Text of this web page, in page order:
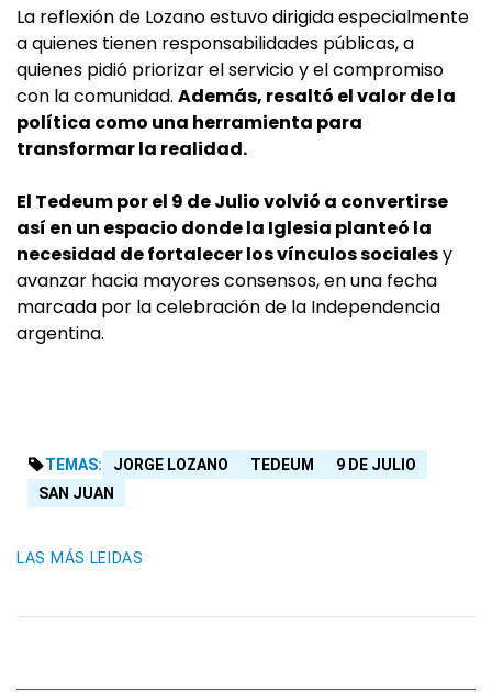
La reflexión de Lozano estuvo dirigida especialmente
a quienes tienen responsabilidades públicas, a
quienes pidió priorizar el servicio y el compromiso
con la comunidad. Además, resaltó el valor de la
política como una herramienta para
transformar la realidad.
El Tedeum por el 9 de Julio volvió a convertirse
así en un espacio donde la Iglesia planteó la
necesidad de fortalecer los vínculos socialesy
avanzar hacia mayores consensos, en una fecha
marcada por la celebración de la Independencia
argentina.
TEMAS: JORGE LOZANO TEDEUM
9 DE JULIO
SAN JUAN
LAS MÁS LEIDAS